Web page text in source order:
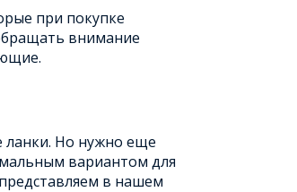
при покупке
внимание
ланки. Но нужно еще
вариантом для
в нашем